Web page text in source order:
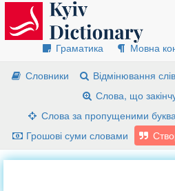
Граматика
Мовна
Словники
Відмінювання слів
Слова, що
Слова за пропущеними
Грошові суми словами